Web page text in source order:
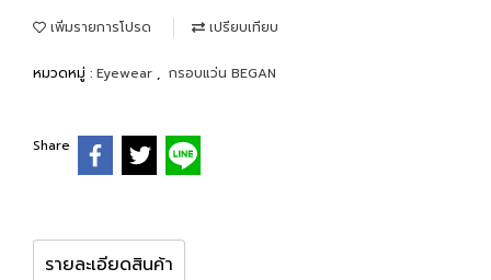
เพิ่มรายการโปรด เปรียบเทียบ
หมวดหมู่ : Eyewear , กรอบแว่น BEGAN
Share
รายละเอียดสินค้า